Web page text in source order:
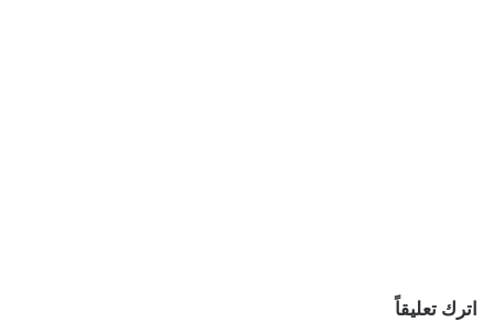
اترك تعليقاً